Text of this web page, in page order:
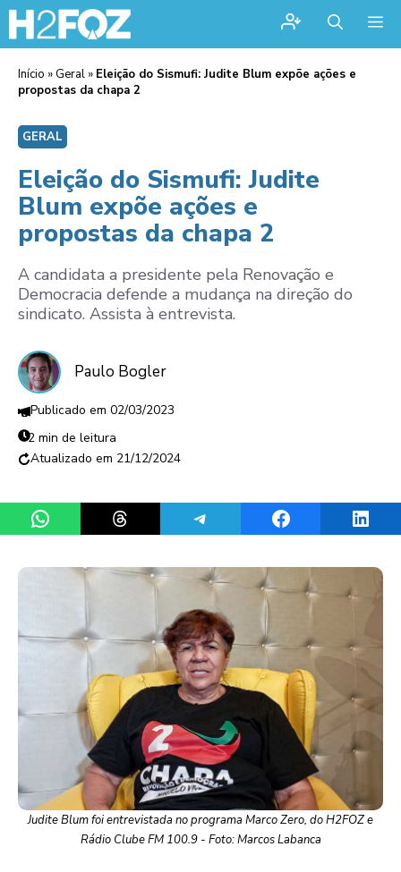
Início » Geral » Eleição do Sismufi: Judite Blum expõe ações e
propostas da chapa 2
GERAL
Eleição do Sismufi: Judite
Blum expõe ações e
propostas da chapa 2
A candidata a presidente pela Renovação e
Democracia defende a mudança na direção do
sindicato. Assista à entrevista.
Paulo Bogler
02/03/2023
2 min de leitura
21/12/2024
Share on WhatsAppShare on ThreadsShare on TelegramShare on Facebook
Judite Blum foi entrevistada no programa Marco Zero, do H2FOZ e
Rádio Clube FM 100.9 - Foto: Marcos Labanca